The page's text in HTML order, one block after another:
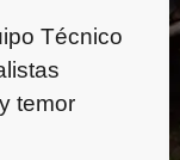
Técnico
temor